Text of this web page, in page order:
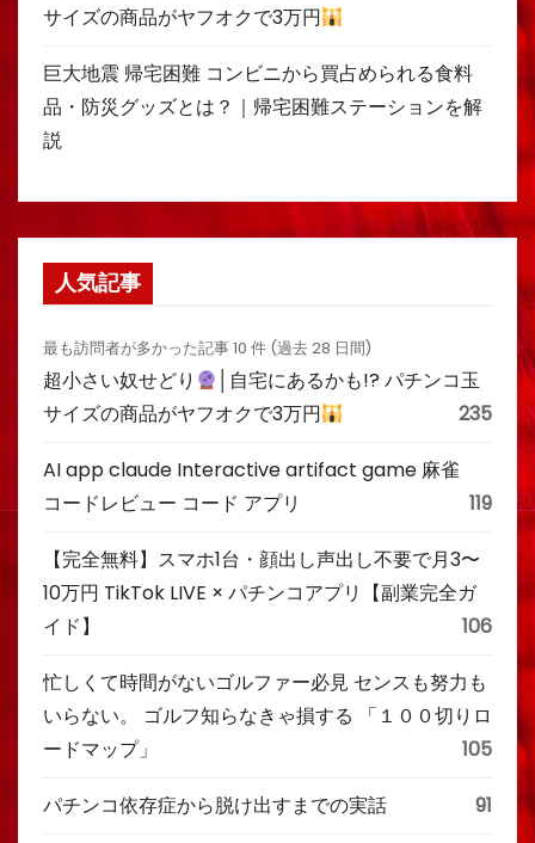
サイズの商品がヤフオクで3万円
巨大地震 帰宅困難 コンビニから買占められる食料
品・防災グッズとは？｜帰宅困難ステーションを解
説
人気記事
最も訪問者が多かった記事 10 件 (過去 28 日間)
超小さい奴せどり
│自宅にあるかも!? パチンコ玉
サイズの商品がヤフオクで3万円
235
AI app claude Interactive artifact game 麻雀
コードレビュー コード アプリ
119
【完全無料】スマホ1台・顔出し声出し不要で月3〜
10万円 TikTok LIVE × パチンコアプリ【副業完全ガ
イド】
106
忙しくて時間がないゴルファー必見 センスも努力も
いらない。 ゴルフ知らなきゃ損する 「１００切りロ
ードマップ」
105
パチンコ依存症から脱け出すまでの実話 91